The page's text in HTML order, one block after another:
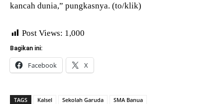
kancah dunia,” pungkasnya. (to/klik)
Post Views: 1,000
Bagikan ini:
Facebook X
TAGS Kalsel Sekolah Garuda SMA Banua